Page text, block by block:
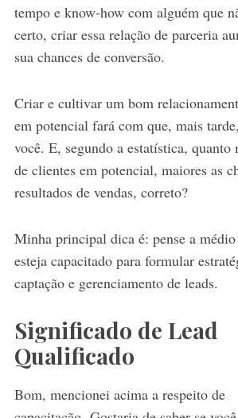
tempo e know-how com alguém que
certo, criar essa relação de parceria
sua chances de conversão.
Criar e cultivar um bom
em potencial fará com que, mais
você. E, segundo a estatística,
de clientes em potencial, maiores as
resultados de vendas, correto?
Minha principal dica é: pense a
esteja capacitado para formular
captação e gerenciamento de leads.
Significado de Lead
Qualificado
Bom, mencionei acima a respeito de